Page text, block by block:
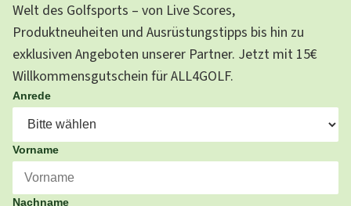
Welt des Golfsports – von Live Scores,
Produktneuheiten und Ausrüstungstipps bis hin zu
exklusiven Angeboten unserer Partner. Jetzt mit 15€
Willkommensgutschein für ALL4GOLF.
Anrede
Vorname
Nachname